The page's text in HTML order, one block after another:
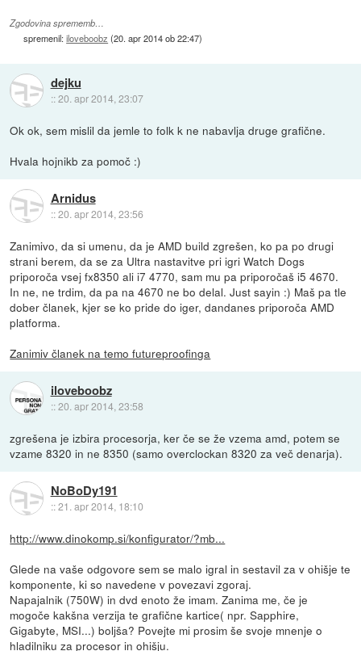
Zgodovina sprememb…
spremenil:iloveboobz (20. apr 2014 ob 22:47)
dejku
::20. apr 2014, 23:07
Ok ok, sem mislil da jemle to folk k ne nabavlja druge grafične.
Hvala hojnikb za pomoč :)
Arnidus
::20. apr 2014, 23:56
Zanimivo, da si umenu, da je AMD build zgrešen, ko pa po drugi
strani berem, da se za Ultra nastavitve pri igri Watch Dogs
priporoča vsej fx8350 ali i7 4770, sam mu pa priporočaš i5 4670.
In ne, ne trdim, da pa na 4670 ne bo delal. Just sayin :) Maš pa tle
dober članek, kjer se ko pride do iger, dandanes priporoča AMD
platforma.
Zanimiv članek na temo futureproofinga
iloveboobz
::20. apr 2014, 23:58
zgrešena je izbira procesorja, ker če se že vzema amd, potem se
vzame 8320 in ne 8350 (samo overclockan 8320 za več denarja).
NoBoDy191
::21. apr 2014, 18:10
http://www.dinokomp.si/konfigurator/?mb...
Glede na vaše odgovore sem se malo igral in sestavil za v ohišje te
komponente, ki so navedene v povezavi zgoraj.
Napajalnik (750W) in dvd enoto že imam. Zanima me, če je
mogoče kakšna verzija te grafične kartice( npr. Sapphire,
Gigabyte, MSI...) boljša? Povejte mi prosim še svoje mnenje o
hladilniku za procesor in ohišju.